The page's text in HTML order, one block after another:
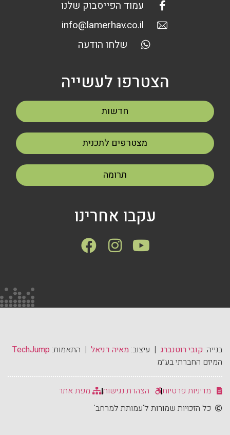
עמוד הפייסבוק שלנו
info@lamerhav.co.il
שלחו הודעה
הצטרפו לעשייה
חדשות
מצטרפים לתכנית
תרומה
עקבו אחרינו
בנייה: קובי רוטנברג | עיצוב: מאיה דניאל | התאמות: TechJump
המיזם החברתי בע״מ
מדיניות פרטיות הצהרת נגישות
מפת אתר
כל הזכויות שמורות ל'עמותת למרחב'